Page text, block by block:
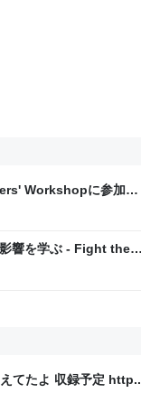
Workshopに参加し
響を学ぶ - Fight the
てたよ 収録予定 http..